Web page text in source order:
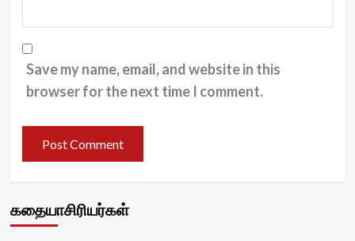
Save my name, email, and website in this
browser for the next time I comment.
கதையாசிரியர்கள்